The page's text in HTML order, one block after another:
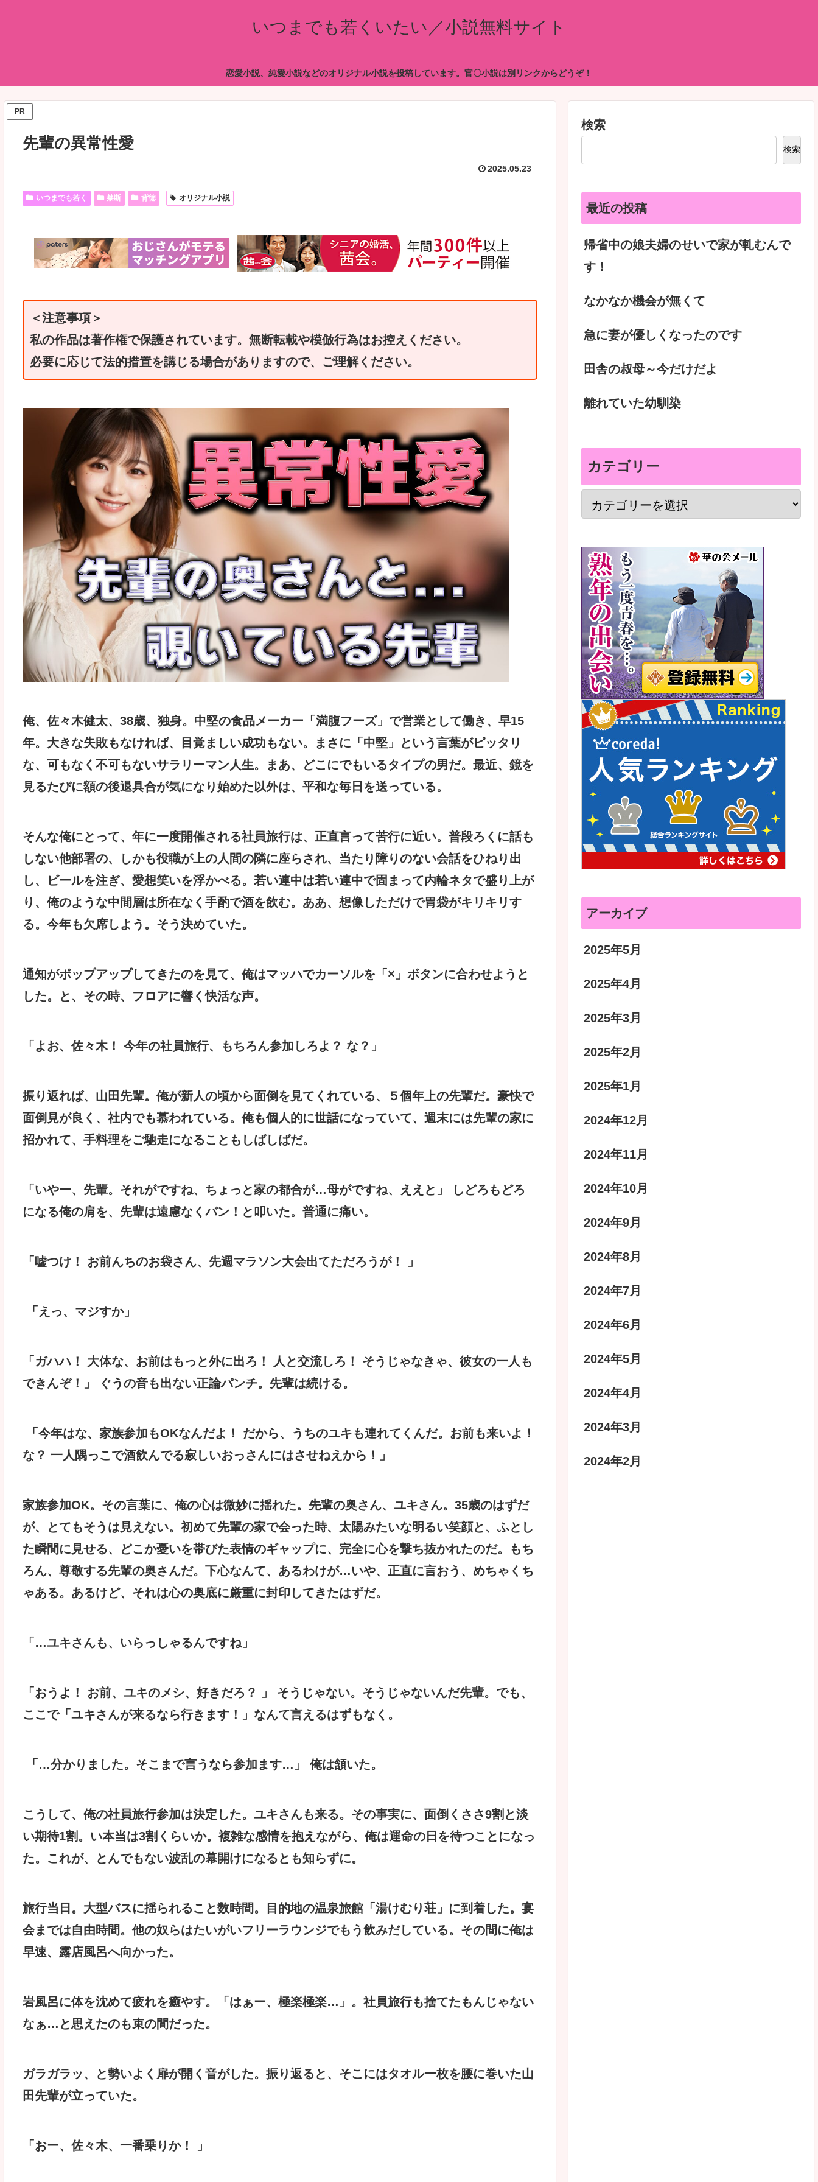
いつまでも若くいたい／小説無料サイト
恋愛小説、純愛小説などのオリジナル小説を投稿しています。官〇小説は別リンクからどうぞ！
PR
先輩の異常性愛
2025.05.23
いつまでも若く 禁断 背徳 オリジナル小説
＜注意事項＞
私の作品は著作権で保護されています。無断転載や模倣行為はお控えください。
必要に応じて法的措置を講じる場合がありますので、ご理解ください。
俺、佐々木健太、38歳、独身。中堅の食品メーカー「満腹フーズ」で営業として働き、早15
年。大きな失敗もなければ、目覚ましい成功もない。まさに「中堅」という言葉がピッタリ
な、可もなく不可もないサラリーマン人生。まあ、どこにでもいるタイプの男だ。最近、鏡を
見るたびに額の後退具合が気になり始めた以外は、平和な毎日を送っている。
そんな俺にとって、年に一度開催される社員旅行は、正直言って苦行に近い。普段ろくに話も
しない他部署の、しかも役職が上の人間の隣に座らされ、当たり障りのない会話をひねり出
し、ビールを注ぎ、愛想笑いを浮かべる。若い連中は若い連中で固まって内輪ネタで盛り上が
り、俺のような中間層は所在なく手酌で酒を飲む。ああ、想像しただけで胃袋がキリキリす
る。今年も欠席しよう。そう決めていた。
通知がポップアップしてきたのを見て、俺はマッハでカーソルを「×」ボタンに合わせようと
した。と、その時、フロアに響く快活な声。
「よお、佐々木！ 今年の社員旅行、もちろん参加しろよ？ な？」
振り返れば、山田先輩。俺が新人の頃から面倒を見てくれている、５個年上の先輩だ。豪快で
面倒見が良く、社内でも慕われている。俺も個人的に世話になっていて、週末には先輩の家に
招かれて、手料理をご馳走になることもしばしばだ。
「いやー、先輩。それがですね、ちょっと家の都合が…母がですね、ええと」 しどろもどろ
になる俺の肩を、先輩は遠慮なくバン！と叩いた。普通に痛い。
「嘘つけ！ お前んちのお袋さん、先週マラソン大会出てただろうが！ 」
「えっ、マジすか」
「ガハハ！ 大体な、お前はもっと外に出ろ！ 人と交流しろ！ そうじゃなきゃ、彼女の一人も
できんぞ！」 ぐうの音も出ない正論パンチ。先輩は続ける。
「今年はな、家族参加もOKなんだよ！ だから、うちのユキも連れてくんだ。お前も来いよ！
な？ 一人隅っこで酒飲んでる寂しいおっさんにはさせねえから！」
家族参加OK。その言葉に、俺の心は微妙に揺れた。先輩の奥さん、ユキさん。35歳のはずだ
が、とてもそうは見えない。初めて先輩の家で会った時、太陽みたいな明るい笑顔と、ふとし
た瞬間に見せる、どこか憂いを帯びた表情のギャップに、完全に心を撃ち抜かれたのだ。もち
ろん、尊敬する先輩の奥さんだ。下心なんて、あるわけが…いや、正直に言おう、めちゃくち
ゃある。あるけど、それは心の奥底に厳重に封印してきたはずだ。
「…ユキさんも、いらっしゃるんですね」
「おうよ！ お前、ユキのメシ、好きだろ？ 」 そうじゃない。そうじゃないんだ先輩。でも、
ここで「ユキさんが来るなら行きます！」なんて言えるはずもなく。
「…分かりました。そこまで言うなら参加ます…」 俺は頷いた。
こうして、俺の社員旅行参加は決定した。ユキさんも来る。その事実に、面倒くささ9割と淡
い期待1割。い本当は3割くらいか。複雑な感情を抱えながら、俺は運命の日を待つことになっ
た。これが、とんでもない波乱の幕開けになるとも知らずに。
旅行当日。大型バスに揺られること数時間。目的地の温泉旅館「湯けむり荘」に到着した。宴
会までは自由時間。他の奴らはたいがいフリーラウンジでもう飲みだしている。その間に俺は
早速、露店風呂へ向かった。
岩風呂に体を沈めて疲れを癒やす。「はぁー、極楽極楽…」。社員旅行も捨てたもんじゃない
なぁ…と思えたのも束の間だった。
ガラガラッ、と勢いよく扉が開く音がした。振り返ると、そこにはタオル一枚を腰に巻いた山
田先輩が立っていた。
「おー、佐々木、一番乗りか！ 」
検索
検索
最近の投稿
帰省中の娘夫婦のせいで家が軋むんで
す！
なかなか機会が無くて
急に妻が優しくなったのです
田舎の叔母～今だけだよ
離れていた幼馴染
カテゴリー
アーカイブ
2025年5月
2025年4月
2025年3月
2025年2月
2025年1月
2024年12月
2024年11月
2024年10月
2024年9月
2024年8月
2024年7月
2024年6月
2024年5月
2024年4月
2024年3月
2024年2月